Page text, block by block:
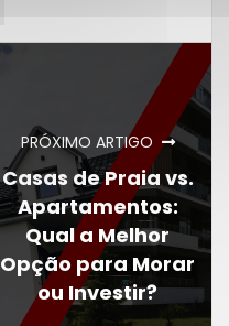
PRÓXIMO ARTIGO
Casas de Praia vs.
Apartamentos:
Qual a Melhor
Opção para Morar
ou Investir?